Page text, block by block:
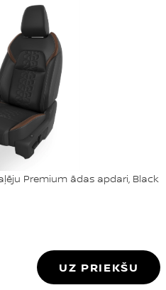
Premium ādas apdari, Black
UZ PRIEKŠU